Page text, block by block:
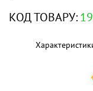
КОД ТОВАРУ: